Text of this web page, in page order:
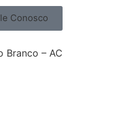
Conosco
Branco – AC